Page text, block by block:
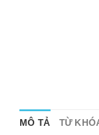
MÔ TẢ TỪ